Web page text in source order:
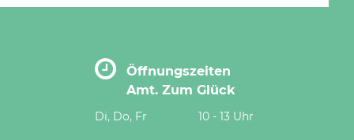
Öffnungszeiten
Amt. Zum Glück
Di, Do, Fr 10 - 13 Uhr